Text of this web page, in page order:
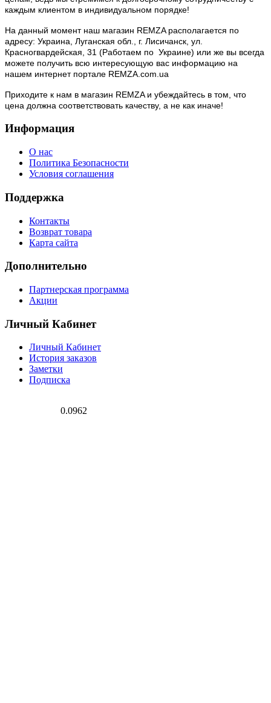
каждым клиентом в индивидуальном порядке!
На данный момент наш магазин REMZA располагается по
адресу: Украина, Луганская обл., г. Лисичанск, ул.
Красногвардейская, 31 (Работаем по Украине) или же вы всегда
можете получить всю интересующую вас информацию на
нашем интернет портале REMZA.com.ua
Приходите к нам в магазин REMZA и убеждайтесь в том, что
цена должна соответствовать качеству, а не как иначе!
Информация
О нас
Политика Безопасности
Условия соглашения
Поддержка
Контакты
Возврат товара
Карта сайта
Дополнительно
Партнерская программа
Акции
Личный Кабинет
Личный Кабинет
История заказов
Заметки
Подписка
0.0962